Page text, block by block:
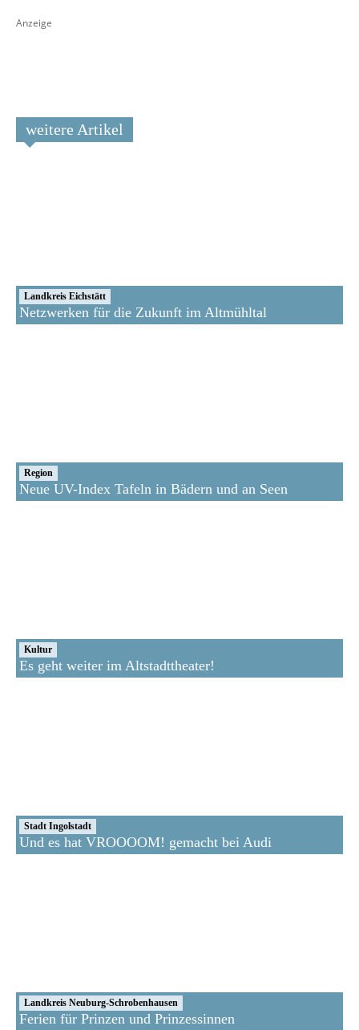
weitere Artikel
Landkreis Eichstätt
Netzwerken für die Zukunft im Altmühltal
Region
Neue UV-Index Tafeln in Bädern und an Seen
Kultur
Es geht weiter im Altstadttheater!
Stadt Ingolstadt
Und es hat VROOOOM! gemacht bei Audi
Landkreis Neuburg-Schrobenhausen
Ferien für Prinzen und Prinzessinnen
Anzeige